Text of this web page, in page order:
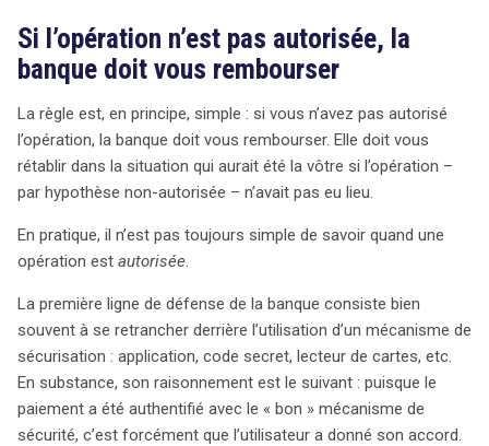
Si l’opération n’est pas autorisée, la
banque doit vous rembourser
La règle est, en principe, simple : si vous n’avez pas autorisé
l’opération, la banque doit vous rembourser. Elle doit vous
rétablir dans la situation qui aurait été la vôtre si l’opération –
par hypothèse non-autorisée – n’avait pas eu lieu.
En pratique, il n’est pas toujours simple de savoir quand une
opération est autorisée.
La première ligne de défense de la banque consiste bien
souvent à se retrancher derrière l’utilisation d’un mécanisme de
sécurisation : application, code secret, lecteur de cartes, etc.
En substance, son raisonnement est le suivant : puisque le
paiement a été authentifié avec le « bon » mécanisme de
sécurité, c’est forcément que l’utilisateur a donné son accord.